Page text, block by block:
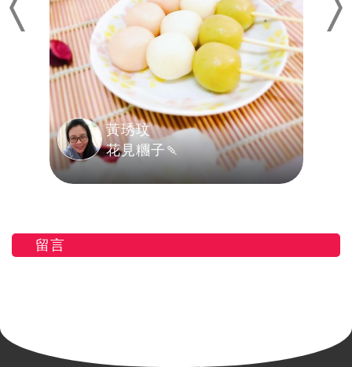
Previous
黃琇玟
花見糰子🍡
Next
留言